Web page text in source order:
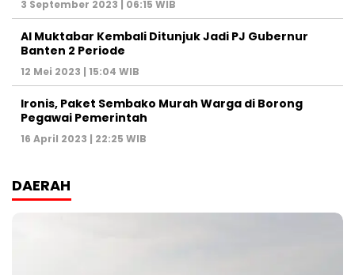
3 September 2023 | 06:15 WIB
Al Muktabar Kembali Ditunjuk Jadi PJ Gubernur
Banten 2 Periode
12 Mei 2023 | 15:04 WIB
Ironis, Paket Sembako Murah Warga di Borong
Pegawai Pemerintah
16 April 2023 | 22:25 WIB
DAERAH